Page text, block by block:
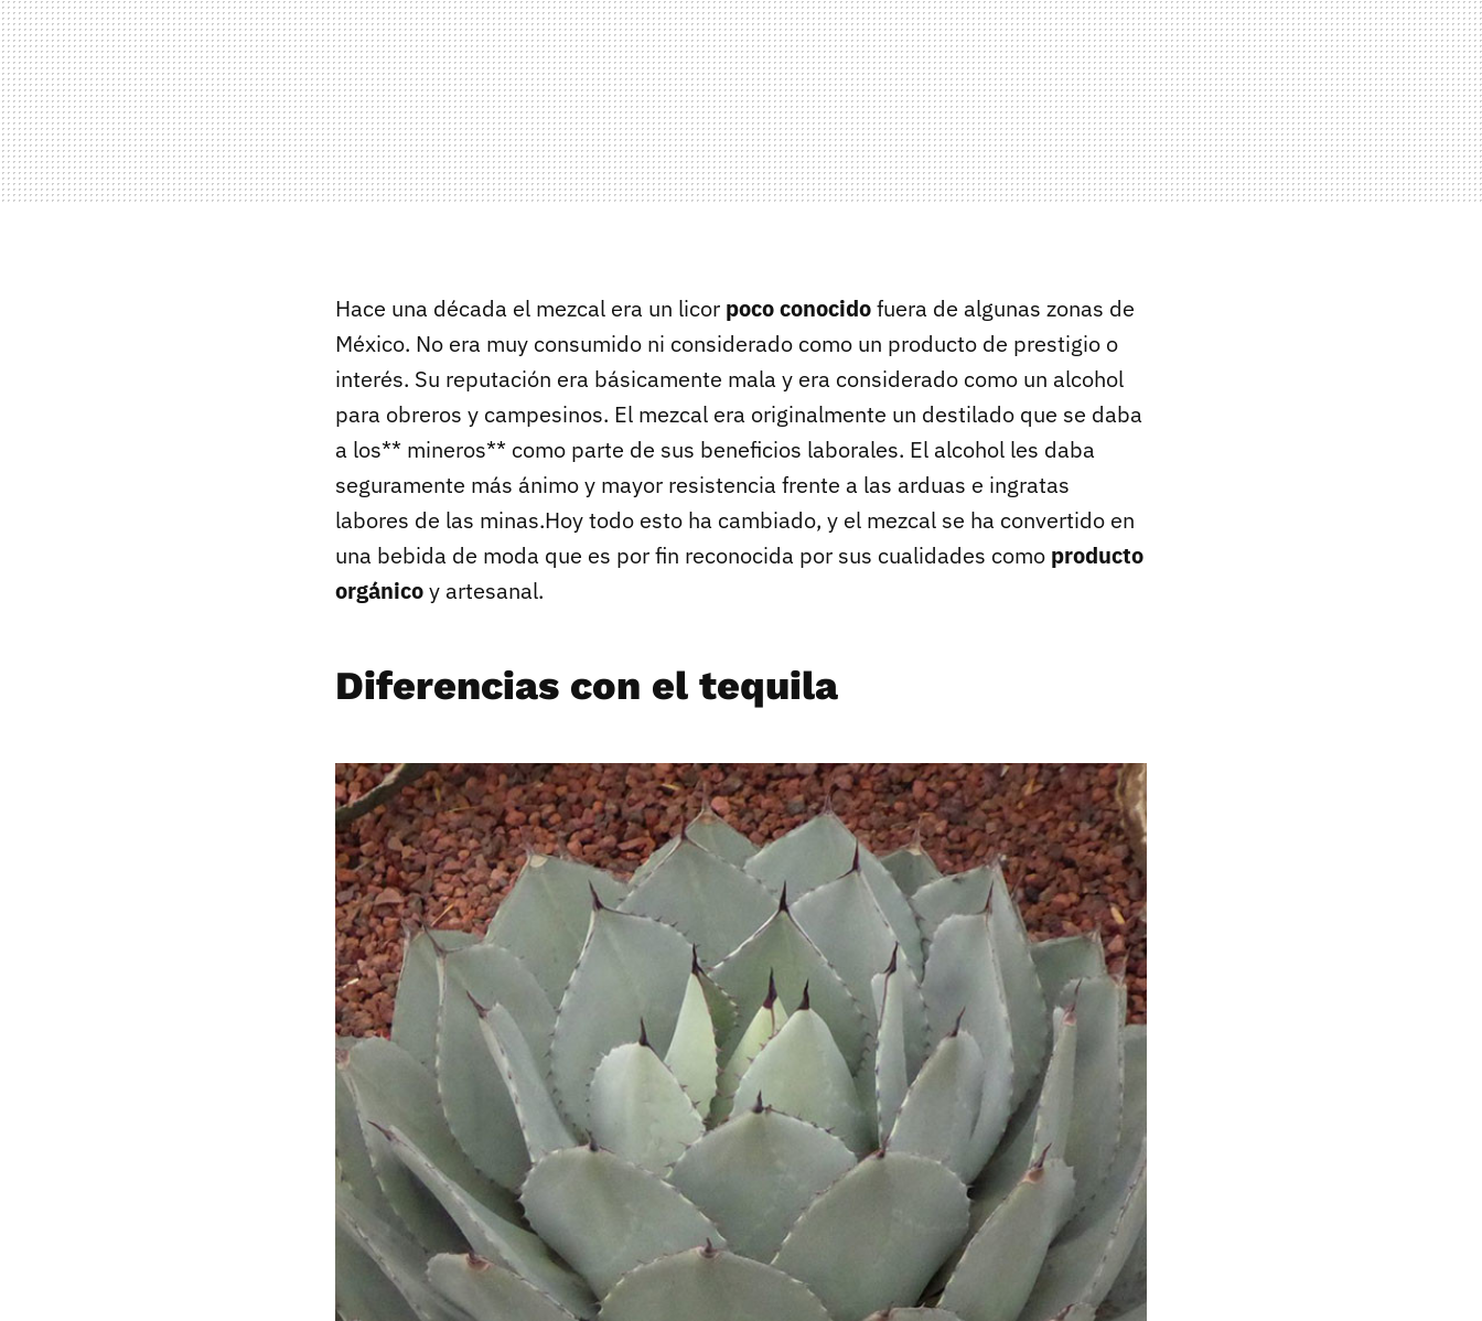
Hace una década el mezcal era un licor poco conocidofuera de algunas zonas de
México. No era muy consumido ni considerado como un producto de prestigio o
interés. Su reputación era básicamente mala y era considerado como un alcohol
para obreros y campesinos. El mezcal era originalmente un destilado que se daba
a los** mineros** como parte de sus beneficios laborales. El alcohol les daba
seguramente más ánimo y mayor resistencia frente a las arduas e ingratas
labores de las minas.Hoy todo esto ha cambiado, y el mezcal se ha convertido en
una bebida de moda que es por fin reconocida por sus cualidades como producto
orgánicoy artesanal.
Diferencias con el tequila